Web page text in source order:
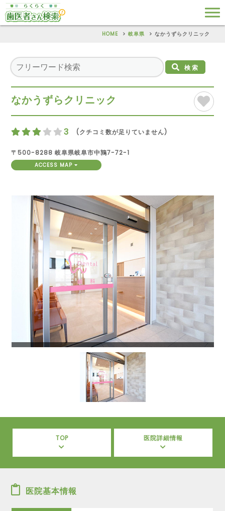
HOME 岐阜県 なかうずらクリニック
検索
なかうずらクリニック
3 (クチコミ数が足りていません)
〒500-8288 岐阜県岐阜市中鶉7-72-1
ACCESS MAP
TOP 医院詳細情報
医院基本情報